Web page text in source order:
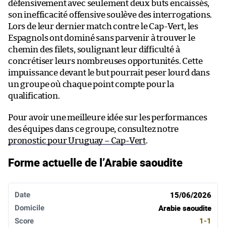
défensivement avec seulement deux buts encaissés,
son inefficacité offensive soulève des interrogations.
Lors de leur dernier match contre le Cap-Vert, les
Espagnols ont dominé sans parvenir à trouver le
chemin des filets, soulignant leur difficulté à
concrétiser leurs nombreuses opportunités. Cette
impuissance devant le but pourrait peser lourd dans
un groupe où chaque point compte pour la
qualification.
Pour avoir une meilleure idée sur les performances
des équipes dans ce groupe, consultez notre
pronostic pour Uruguay – Cap-Vert.
Forme actuelle de l’Arabie saoudite
15/06/2026
Arabie saoudite
1-1